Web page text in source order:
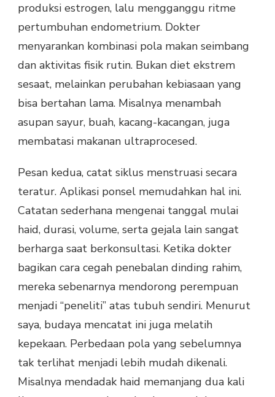
produksi estrogen, lalu mengganggu ritme
pertumbuhan endometrium. Dokter
menyarankan kombinasi pola makan seimbang
dan aktivitas fisik rutin. Bukan diet ekstrem
sesaat, melainkan perubahan kebiasaan yang
bisa bertahan lama. Misalnya menambah
asupan sayur, buah, kacang-kacangan, juga
membatasi makanan ultraprocesed.
Pesan kedua, catat siklus menstruasi secara
teratur. Aplikasi ponsel memudahkan hal ini.
Catatan sederhana mengenai tanggal mulai
haid, durasi, volume, serta gejala lain sangat
berharga saat berkonsultasi. Ketika dokter
bagikan cara cegah penebalan dinding rahim,
mereka sebenarnya mendorong perempuan
menjadi “peneliti” atas tubuh sendiri. Menurut
saya, budaya mencatat ini juga melatih
kepekaan. Perbedaan pola yang sebelumnya
tak terlihat menjadi lebih mudah dikenali.
Misalnya mendadak haid memanjang dua kali